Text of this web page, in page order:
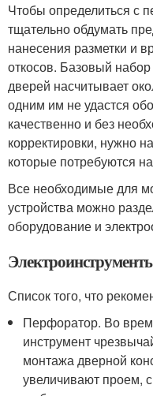
Чтобы определиться с
тщательно обдумать
нанесения разметки и
откосов. Базовый
дверей насчитывает
одним им не удастся
качественно и без
корректировки, нужно
которые потребуются
Все необходимые для
устройства можно
оборудование и
Список того, что
Перфоратор. Во
инструмент
монтажа дверной
увеличивают проем,